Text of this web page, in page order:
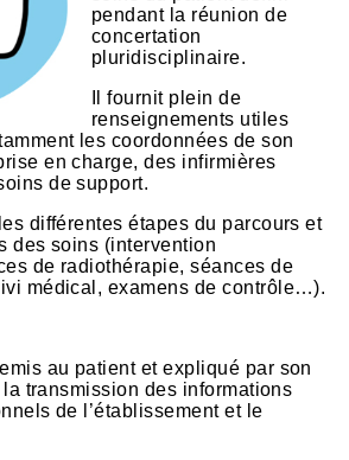
pendant la réunion de
concertation
pluridisciplinaire.
Il fournit plein de
renseignements utiles
les coordonnées de son
en charge, des infirmières
de support.
différentes étapes du parcours et
des soins (intervention
de radiothérapie, séances de
médical, examens de contrôle…).
au patient et expliqué par son
transmission des informations
de l’établissement et le